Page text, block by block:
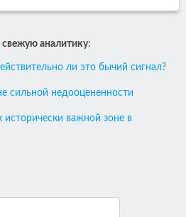
аналитику:
ли это бычий сигнал?
сильной недооцененности
важной зоне в